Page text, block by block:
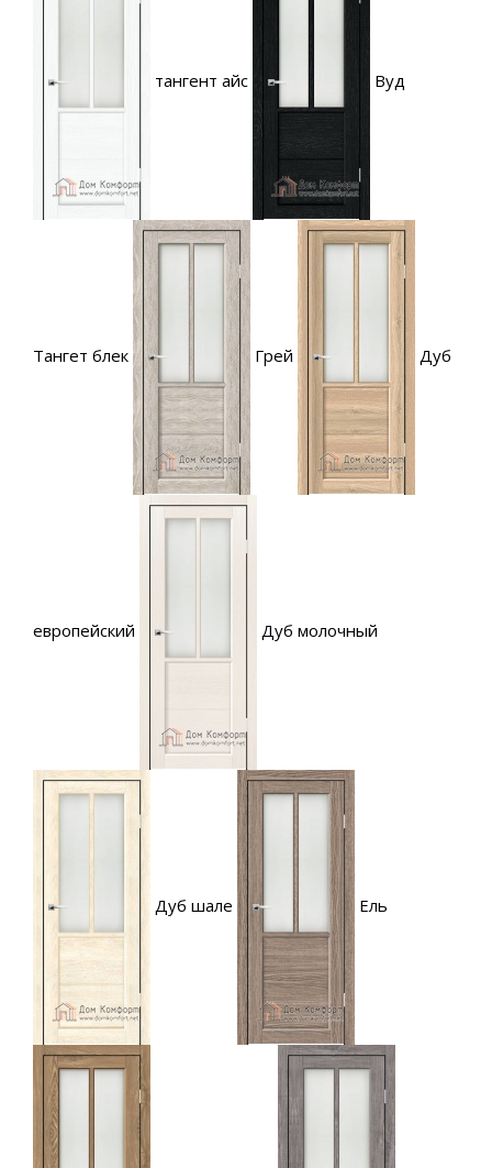
тангент айс Вуд
Тангет блек Грей Дуб
европейский Дуб молочный
Дуб шале Ель